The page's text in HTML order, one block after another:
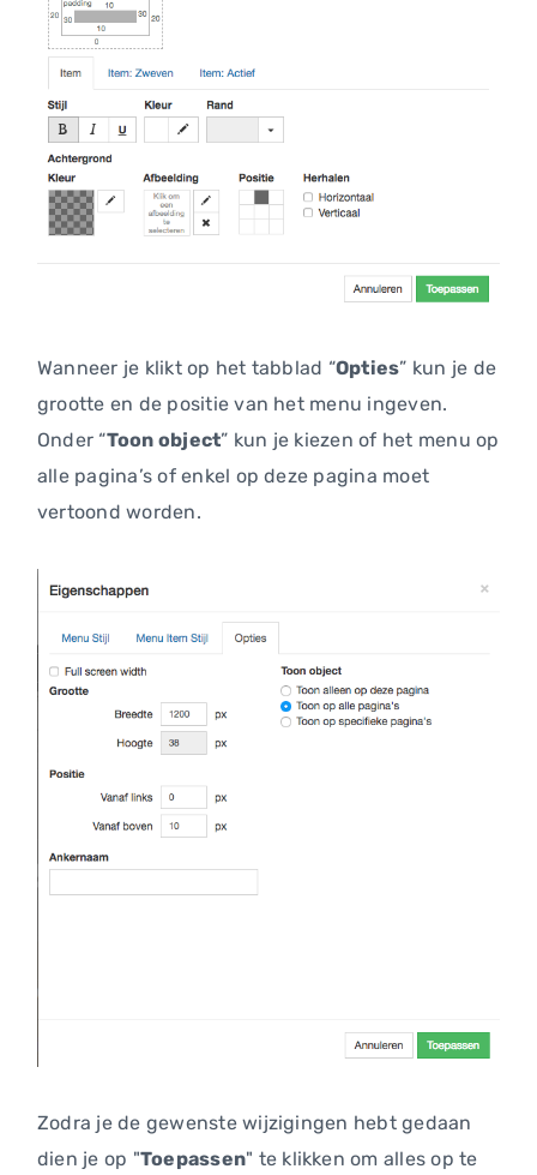
Wanneer je klikt op het tabblad “Opties” kun je de
grootte en de positie van het menu ingeven.
Onder “Toon object” kun je kiezen of het menu op
alle pagina’s of enkel op deze pagina moet
vertoond worden.
Zodra je de gewenste wijzigingen hebt gedaan
dien je op "Toepassen" te klikken om alles op te